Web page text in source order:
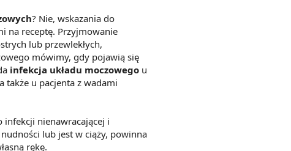
? Nie, wskazania do
na receptę. Przyjmowanie
lub przewlekłych,
mówimy, gdy pojawią się
infekcja układu moczowego u
także u pacjenta z wadami
infekcji nienawracającej i
lub jest w ciąży, powinna
rękę.